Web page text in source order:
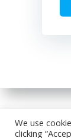
We use
clicking